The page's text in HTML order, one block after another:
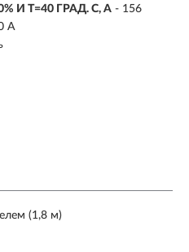
И T=40 ГРАД. С, А - 156
А
(1,8 м)